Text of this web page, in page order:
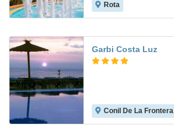
Rota
Garbi Costa Luz
Conil De La Frontera